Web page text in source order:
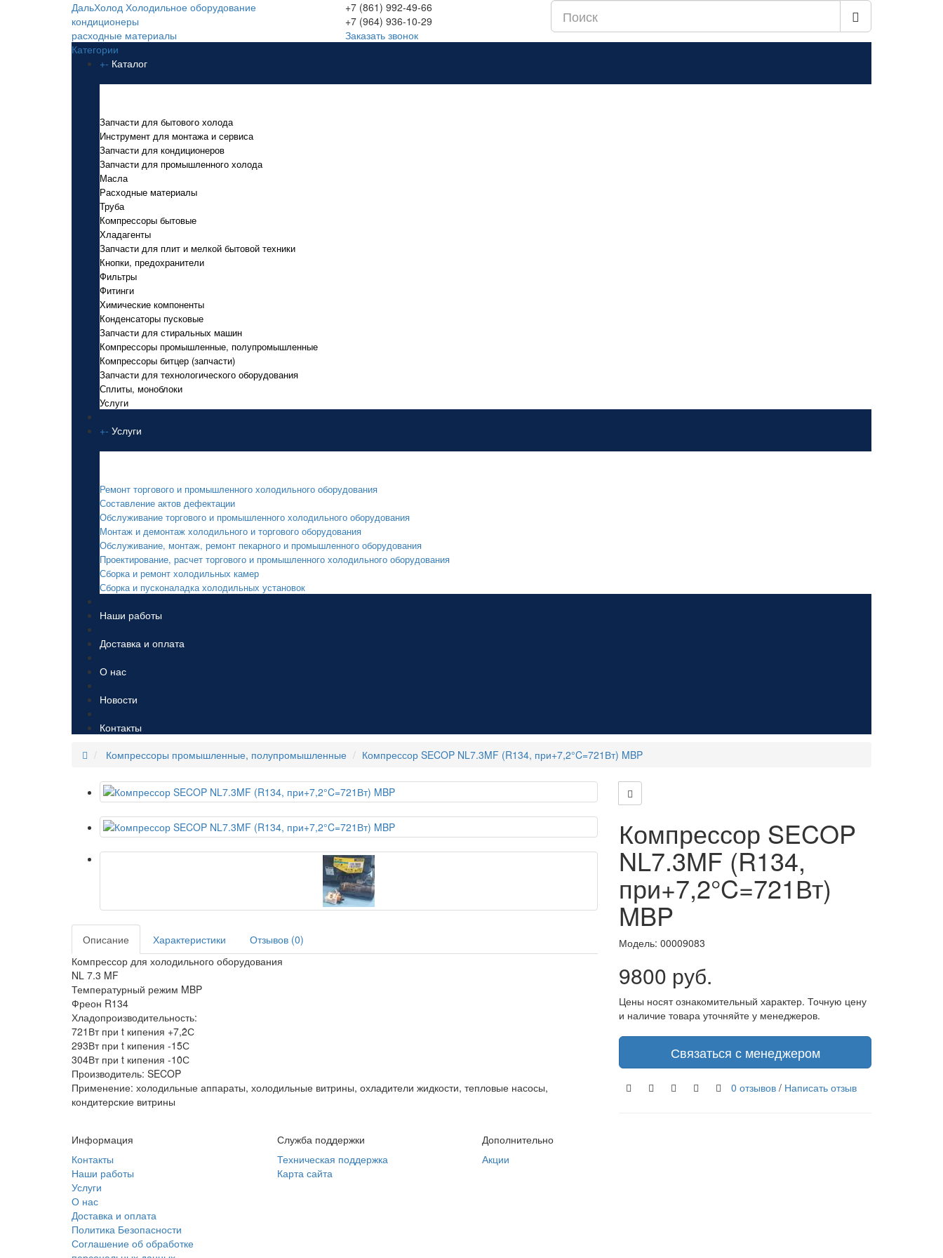
ДальХолод Холодильное оборудование
кондиционеры
расходные материалы
+7 (861) 992-49-66
+7 (964) 936-10-29
Заказать звонок
Категории
+- Каталог
Запчасти для бытового холода
Инструмент для монтажа и сервиса
Запчасти для кондиционеров
Запчасти для промышленного холода
Масла
Расходные материалы
Труба
Компрессоры бытовые
Хладагенты
Запчасти для плит и мелкой бытовой техники
Кнопки, предохранители
Фильтры
Фитинги
Химические компоненты
Конденсаторы пусковые
Запчасти для стиральных машин
Компрессоры промышленные, полупромышленные
Компрессоры битцер (запчасти)
Запчасти для технологического оборудования
Сплиты, моноблоки
Услуги
+- Услуги
Ремонт торгового и промышленного холодильного оборудования
Составление актов дефектации
Обслуживание торгового и промышленного холодильного оборудования
Монтаж и демонтаж холодильного и торгового оборудования
Обслуживание, монтаж, ремонт пекарного и промышленного оборудования
Проектирование, расчет торгового и промышленного холодильного оборудования
Сборка и ремонт холодильных камер
Сборка и пусконаладка холодильных установок
Наши работы
Доставка и оплата
О нас
Новости
Контакты
Компрессоры промышленные, полупромышленные
Компрессор SECOP NL7.3MF (R134, при+7,2°C=721Вт) MBP
Описание Характеристики
Отзывов (0)
Компрессор для холодильного оборудования
NL 7.3 MF
Температурный режим MBP
Фреон R134
Хладопроизводительность:
721Вт при t кипения +7,2̊С
293Вт при t кипения -15̊С
304Вт при t кипения -10̊С
Производитель: SECOP
Применение: холодильные аппараты, холодильные витрины, охладители жидкости, тепловые насосы,
кондитерские витрины
Компрессор SECOP
NL7.3MF (R134,
при+7,2°C=721Вт)
MBP
Модель: 00009083
9800 руб.
Цены носят ознакомительный характер. Точную цену
и наличие товара уточняйте у менеджеров.
Связаться с менеджером
0 отзывов / Написать отзыв
Информация
Контакты
Наши работы
Услуги
О нас
Доставка и оплата
Политика Безопасности
Соглашение об обработке
Служба поддержки
Техническая поддержка
Карта сайта
Дополнительно
Акции